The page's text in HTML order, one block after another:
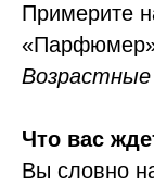
Примерите
Что вас
Вы словно